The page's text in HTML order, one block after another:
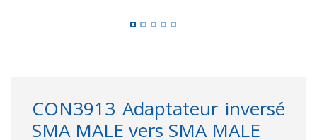
CON3913 Adaptateur inversé
SMA MALE vers SMA MALE